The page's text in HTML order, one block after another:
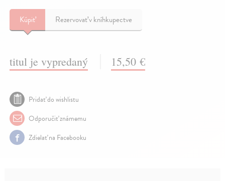
Kúpiť Rezervovať v kníhkupectve
titul je vypredaný 15,50 €
Pridať do wishlistu
Odporučiť známemu
Zdielať na Facebooku